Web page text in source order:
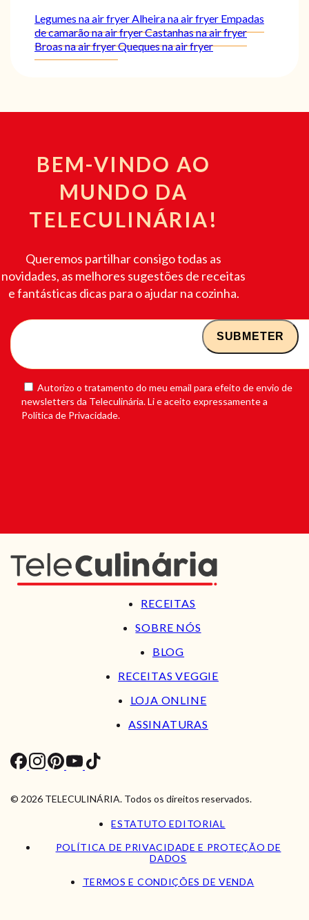
Legumes na air fryerAlheira na air fryer Empadas
de camarão na air fryerCastanhas na air fryer
Broas na air fryerQueques na air fryer
BEM-VINDO AO
MUNDO DA
TELECULINÁRIA!
Queremos partilhar consigo todas as
novidades, as melhores sugestões de receitas
e fantásticas dicas para o ajudar na cozinha.
Autorizo o tratamento do meu email para efeito de envio de
newsletters da Teleculinária. Li e aceito expressamente a
Política de Privacidade.
RECEITAS
SOBRE NÓS
BLOG
RECEITAS VEGGIE
LOJA ONLINE
ASSINATURAS
© 2026 TELECULINÁRIA. Todos os direitos reservados.
ESTATUTO EDITORIAL
POLÍTICA DE PRIVACIDADE E PROTEÇÃO DE
DADOS
TERMOS E CONDIÇÕES DE VENDA